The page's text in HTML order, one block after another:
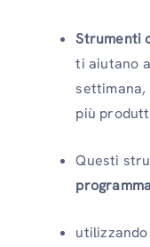
Strumenti
ti aiutano
più
Questi
utilizzando